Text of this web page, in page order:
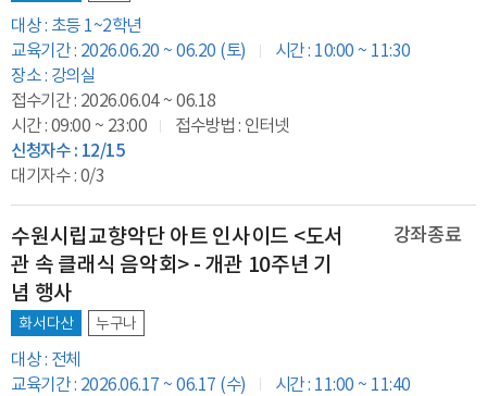
대상 : 초등 1~2학년
교육기간 : 2026.06.20 ~ 06.20 (토)
시간 : 10:00 ~ 11:30
장소 : 강의실
접수기간 : 2026.06.04 ~ 06.18
시간 : 09:00 ~ 23:00
접수방법 : 인터넷
신청자수 : 12/15
대기자수 : 0/3
수원시립교향악단 아트 인사이드 <도서
관 속 클래식 음악회> - 개관 10주년 기
념 행사
화서다산 누구나
대상 : 전체
교육기간 : 2026.06.17 ~ 06.17 (수)
시간 : 11:00 ~ 11:40
강좌종료